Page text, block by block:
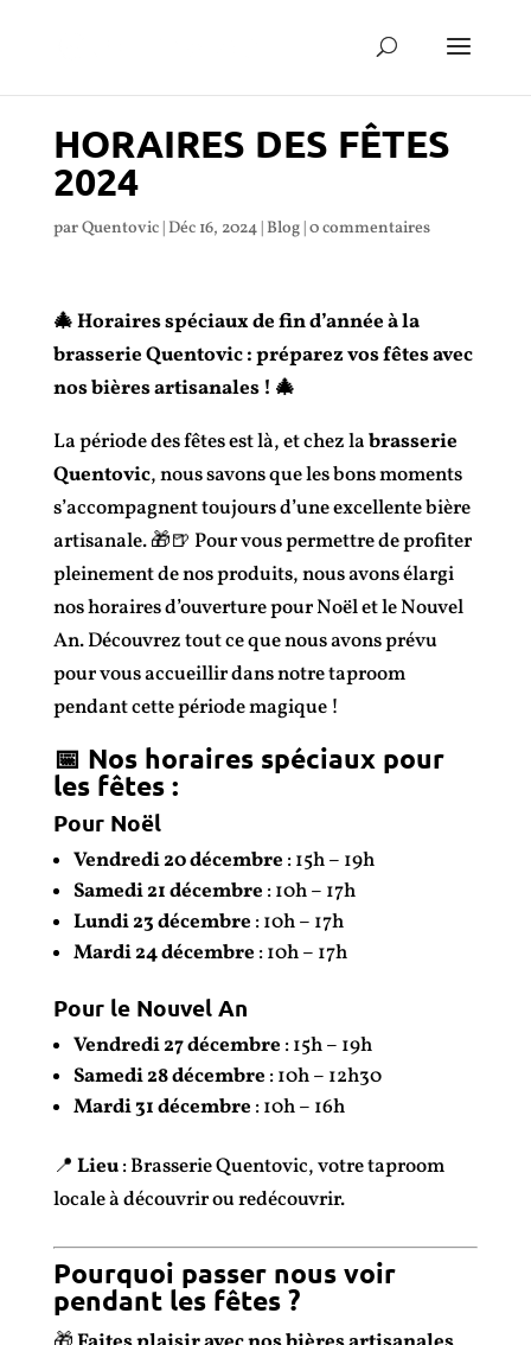
HORAIRES DES FÊTES
2024
parQuentovic|Déc 16, 2024|Blog|0 commentaires
🎄 Horaires spéciaux de fin d’année à la
brasserie Quentovic : préparez vos fêtes avec
nos bières artisanales ! 🎄
La période des fêtes est là, et chez labrasserie
Quentovic, nous savons que les bons moments
s’accompagnent toujours d’une excellente bière
artisanale. 🎁🍺 Pour vous permettre de profiter
pleinement de nos produits, nous avons élargi
nos horaires d’ouverture pour Noël et le Nouvel
An. Découvrez tout ce que nous avons prévu
pour vous accueillir dans notre taproom
pendant cette période magique !
📅 Nos horaires spéciaux pour
les fêtes :
Pour Noël
Vendredi 20 décembre : 15h – 19h
Samedi 21 décembre : 10h – 17h
Lundi 23 décembre : 10h – 17h
Mardi 24 décembre : 10h – 17h
Pour le Nouvel An
Vendredi 27 décembre : 15h – 19h
Samedi 28 décembre : 10h – 12h30
Mardi 31 décembre : 10h – 16h
📍 Lieu: Brasserie Quentovic, votre taproom
locale à découvrir ou redécouvrir.
Pourquoi passer nous voir
pendant les fêtes ?